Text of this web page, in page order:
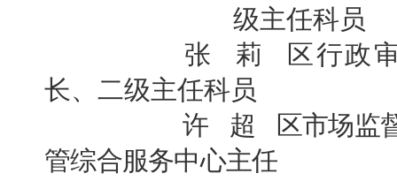
级主任科员
张 莉 区行政审批
长、 二级主任科员
许 超
区市场监
管综合服务中心主任